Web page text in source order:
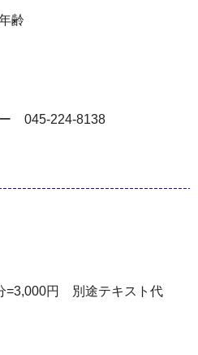
齢
045-224-8138
=3,000円 別途テキスト代